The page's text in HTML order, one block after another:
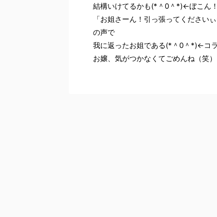
結構いけてるかも(*＾0＾*)←ぼこん！
「お姐さーん！引っ張ってくださいぃ
の声で
我に返ったお姐である(*＾0＾*)←コラ
お嬢、気がつかなくてごめんね（笑）